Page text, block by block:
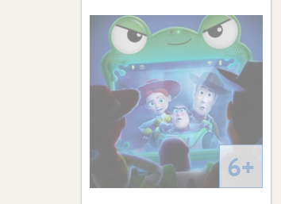
6+